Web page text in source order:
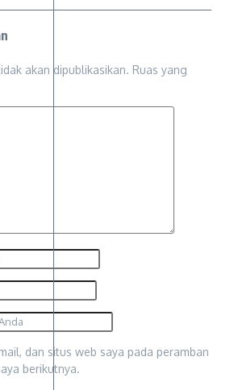
akan dipublikasikan. Ruas yang
dan situs web saya pada peramban
berikutnya.